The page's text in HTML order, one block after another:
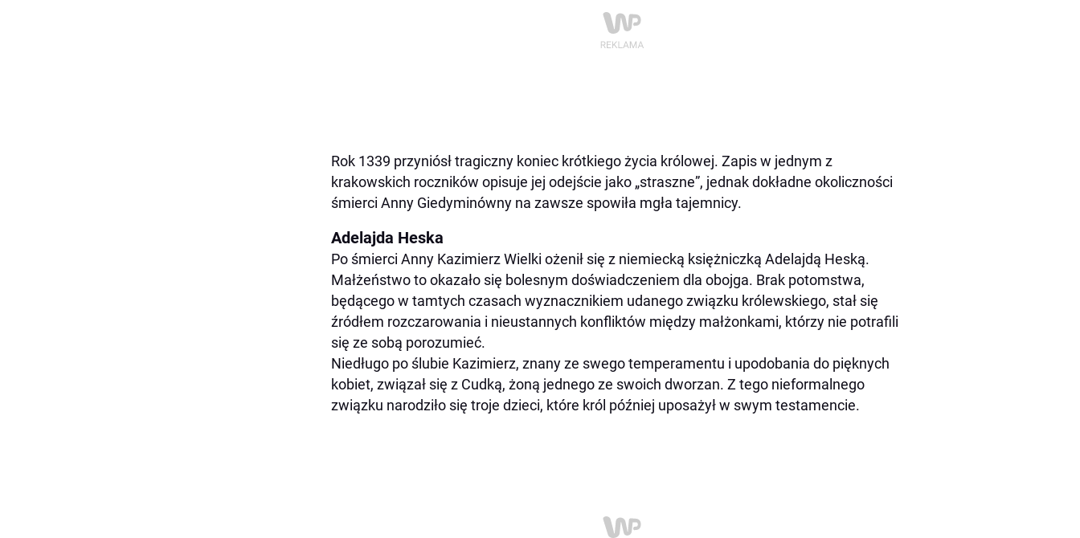
Rok 1339 przyniósł tragiczny koniec krótkiego życia królowej. Zapis w jednym z
krakowskich roczników opisuje jej odejście jako „straszne”, jednak dokładne okoliczności
śmierci Anny Giedyminówny na zawsze spowiła mgła tajemnicy.
Adelajda Heska
Po śmierci Anny Kazimierz Wielki ożenił się z niemiecką księżniczką Adelajdą Heską.
Małżeństwo to okazało się bolesnym doświadczeniem dla obojga. Brak potomstwa,
będącego w tamtych czasach wyznacznikiem udanego związku królewskiego, stał się
źródłem rozczarowania i nieustannych konfliktów między małżonkami, którzy nie potrafili
się ze sobą porozumieć.
Niedługo po ślubie Kazimierz, znany ze swego temperamentu i upodobania do pięknych
kobiet, związał się z Cudką, żoną jednego ze swoich dworzan. Z tego nieformalnego
związku narodziło się troje dzieci, które król później uposażył w swym testamencie.